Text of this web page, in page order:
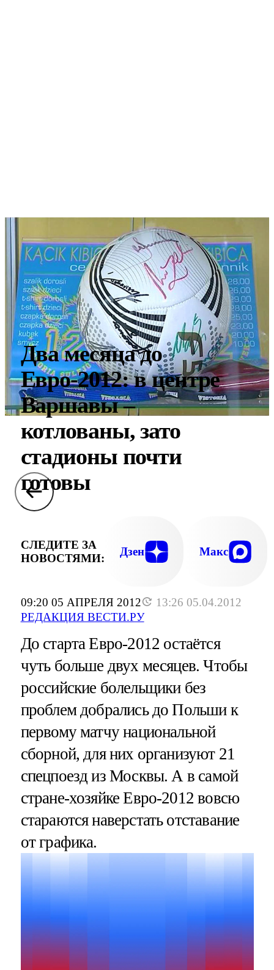
09:20 05 АПРЕЛЯ 2012
13:26 05.04.2012
РЕДАКЦИЯ ВЕСТИ.РУ
Два месяца до
Евро-2012: в центре
Варшавы –
котлованы, зато
стадионы почти
готовы
СЛЕДИТЕ ЗА
НОВОСТЯМИ:
Дзен Макс
До старта Евро-2012 остаётся
чуть больше двух месяцев. Чтобы
российские болельщики без
проблем добрались до Польши к
первому матчу национальной
сборной, для них организуют 21
спецпоезд из Москвы. А в самой
стране-хозяйке Евро-2012 вовсю
стараются наверстать отставание
от графика.